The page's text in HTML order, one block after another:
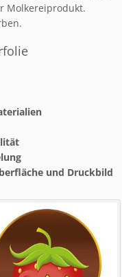
Molkereiprodukt.
und Druckbild